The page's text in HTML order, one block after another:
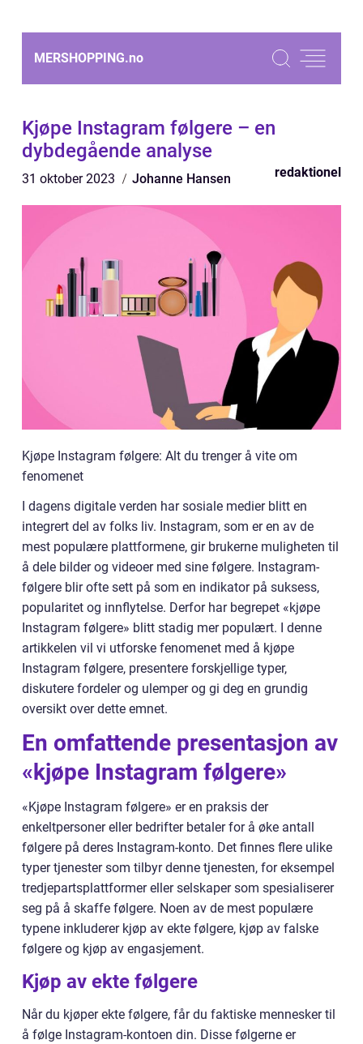
MERSHOPPING.no
Kjøpe Instagram følgere – en
dybdegående analyse
31 oktober 2023 Johanne Hansen redaktionel
Kjøpe Instagram følgere: Alt du trenger å vite om
fenomenet
I dagens digitale verden har sosiale medier blitt en
integrert del av folks liv. Instagram, som er en av de
mest populære plattformene, gir brukerne muligheten til
å dele bilder og videoer med sine følgere. Instagram-
følgere blir ofte sett på som en indikator på suksess,
popularitet og innflytelse. Derfor har begrepet «kjøpe
Instagram følgere» blitt stadig mer populært. I denne
artikkelen vil vi utforske fenomenet med å kjøpe
Instagram følgere, presentere forskjellige typer,
diskutere fordeler og ulemper og gi deg en grundig
oversikt over dette emnet.
En omfattende presentasjon av
«kjøpe Instagram følgere»
«Kjøpe Instagram følgere» er en praksis der
enkeltpersoner eller bedrifter betaler for å øke antall
følgere på deres Instagram-konto. Det finnes flere ulike
typer tjenester som tilbyr denne tjenesten, for eksempel
tredjepartsplattformer eller selskaper som spesialiserer
seg på å skaffe følgere. Noen av de mest populære
typene inkluderer kjøp av ekte følgere, kjøp av falske
følgere og kjøp av engasjement.
Kjøp av ekte følgere
Når du kjøper ekte følgere, får du faktiske mennesker til
å følge Instagram-kontoen din. Disse følgerne er